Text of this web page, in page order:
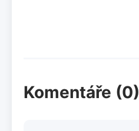
Komentáře (0)